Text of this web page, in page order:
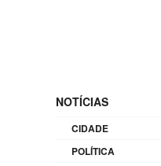
NOTÍCIAS
CIDADE
POLÍTICA